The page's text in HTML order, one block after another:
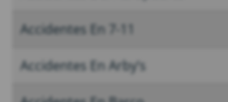
Accidentes En 7-11
Accidentes En Arby’s